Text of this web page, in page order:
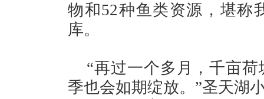
物和52种鱼类资源，堪称
库。
“再过一个多月，千亩
季也会如期绽放。”圣天湖